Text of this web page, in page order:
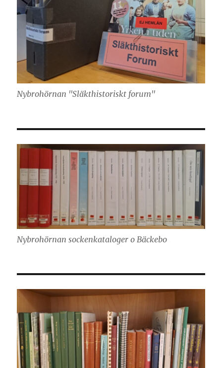
Nybrohörnan "Släkthistoriskt forum"
Nybrohörnan sockenkataloger o Bäckebo